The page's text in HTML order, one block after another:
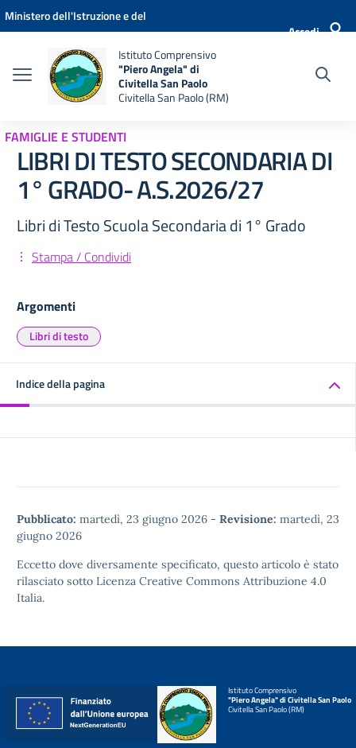
Vai ai contenuti
Vai al menu di navigazione
Vai al footer
Ministero dell'Istruzione e del
Accedi
Istituto Comprensivo
"Piero Angela" di
Civitella San Paolo
Civitella San Paolo (RM)
FAMIGLIE E STUDENTI
LIBRI DI TESTO SECONDARIA DI
1° GRADO- A.S.2026/27
Libri di Testo Scuola Secondaria di 1° Grado
Stampa / Condividi
Argomenti
Libri di testo
Indice della pagina
Pubblicato: martedì, 23 giugno 2026 - Revisione: martedì, 23
giugno 2026
Eccetto dove diversamente specificato, questo articolo è stato
rilasciato sotto Licenza Creative Commons Attribuzione 4.0
Italia.
Istituto Comprensivo
"Piero Angela" di Civitella San Paolo
Civitella San Paolo (RM)